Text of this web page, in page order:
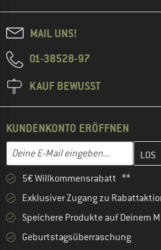
MAIL UNS!
01-38528-97
KAUF BEWUSST
KUNDENKONTO ERÖFFNEN
E-Mail-Adresse
Gib hier deine E-Mail-Adresse ein
5€ Willkommensrabatt **
Exklusiver Zugang zu
Speichere Produkte auf Deinem
Geburtstagsüberraschung